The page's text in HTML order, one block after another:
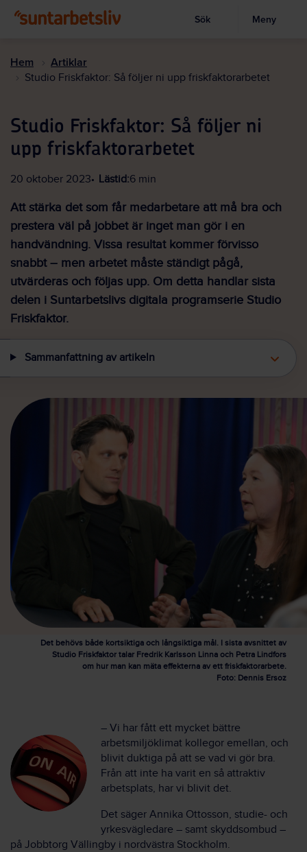
huvudinnehållet
Visa sökruta
Sök Meny
Hem Artiklar
Studio Friskfaktor: Så följer ni upp friskfaktorarbetet
Studio Friskfaktor: Så följer ni
upp friskfaktorarbetet
20 oktober 2023 Lästid:6 min
Att stärka det som får medarbetare att må bra och
prestera väl på jobbet är inget man gör i en
handvändning. Vissa resultat kommer förvisso
snabbt – men arbetet måste ständigt pågå,
utvärderas och följas upp. Om detta handlar sista
delen i Suntarbetslivs digitala programserie Studio
Friskfaktor.
Sammanfattning av artikeln
Det behövs både kortsiktiga och långsiktiga mål. I sista avsnittet av
Studio Friskfaktor talar Fredrik Karlsson Linna och Petra Lindfors
om hur man kan mäta effekterna av ett friskfaktorarbete.
Foto: Dennis Ersoz
– Vi har fått ett mycket bättre
arbetsmiljöklimat kollegor emellan, och
blivit duktiga på att se vad vi gör bra.
Från att inte ha varit en så attraktiv
arbetsplats, har vi blivit det.
Det säger Annika Ottosson, studie- och
yrkesvägledare – samt skyddsombud –
på Jobbtorg Vällingby i nordvästra Stockholm.